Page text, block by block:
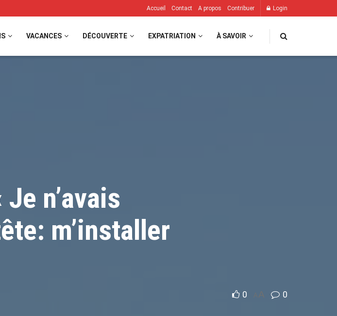
Accueil Contact A propos Contribuer Login
VACANCES DÉCOUVERTE EXPATRIATION À SAVOIR
n’avais
m’installer
0 A A 0